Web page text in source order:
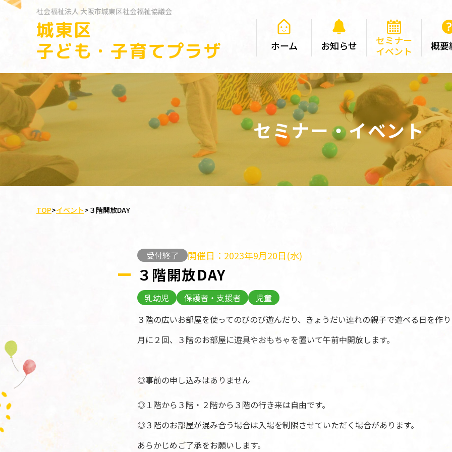
社会福祉法人大阪市城東区社会福祉協議会
城東区
子ども・子育てプラザ
ホーム お知らせ
セミナー
イベント
概要
セミナー・イベント
TOP>イベント> ３階開放DAY
受付終了 開催日：2023年9月20日(水)
３階開放DAY
乳幼児 保護者・支援者
児童
３階の広いお部屋を使ってのびのび遊んだり、きょうだい連れの親子で遊べる日を作
月に２回、３階のお部屋に遊具やおもちゃを置いて午前中開放します。
◎事前の申し込みはありません
◎１階から３階・２階から３階の行き来は自由です。
◎３階のお部屋が混み合う場合は入場を制限させていただく場合があります。
あらかじめご了承をお願いします。